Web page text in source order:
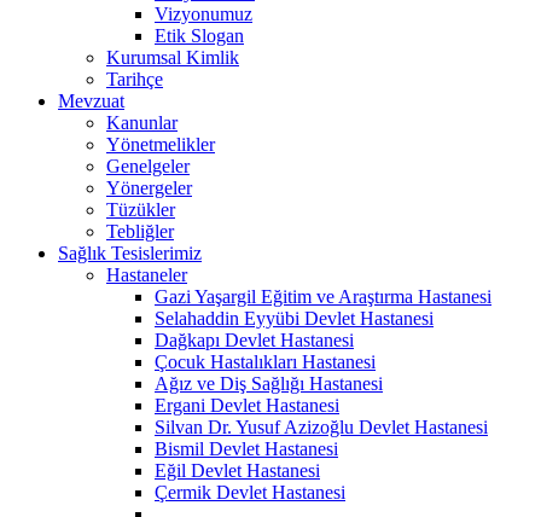
Vizyonumuz
Etik Slogan
Kurumsal Kimlik
Tarihçe
Mevzuat
Kanunlar
Yönetmelikler
Genelgeler
Yönergeler
Tüzükler
Tebliğler
Sağlık Tesislerimiz
Hastaneler
Gazi Yaşargil Eğitim ve Araştırma Hastanesi
Selahaddin Eyyübi Devlet Hastanesi
Dağkapı Devlet Hastanesi
Çocuk Hastalıkları Hastanesi
Ağız ve Diş Sağlığı Hastanesi
Ergani Devlet Hastanesi
Silvan Dr. Yusuf Azizoğlu Devlet Hastanesi
Bismil Devlet Hastanesi
Eğil Devlet Hastanesi
Çermik Devlet Hastanesi